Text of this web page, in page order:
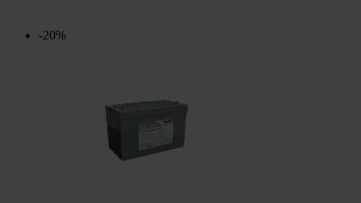
-20%